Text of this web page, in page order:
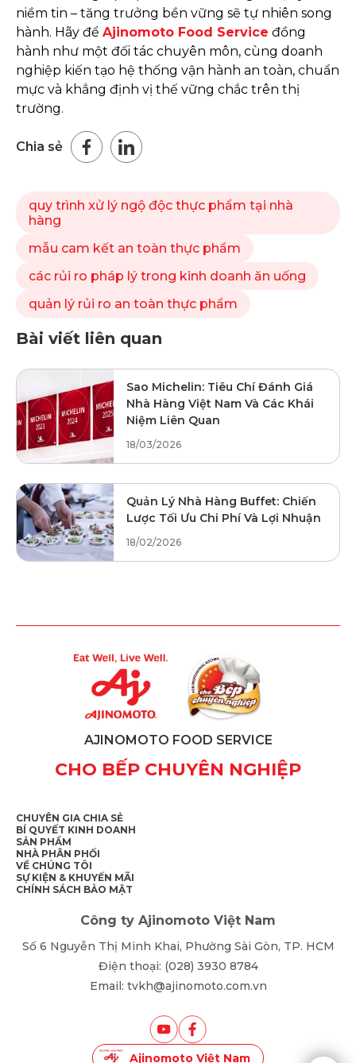
niềm tin – tăng trưởng bền vững sẽ tự nhiên song
hành. Hãy để Ajinomoto Food Service đồng
hành như một đối tác chuyên môn, cùng doanh
nghiệp kiến tạo hệ thống vận hành an toàn, chuẩn
mực và khẳng định vị thế vững chắc trên thị
trường.
Chia sẻ
quy trình xử lý ngộ độc thực phẩm tại nhà
hàng
mẫu cam kết an toàn thực phẩm
các rủi ro pháp lý trong kinh doanh ăn uống
quản lý rủi ro an toàn thực phẩm
Bài viết liên quan
Sao Michelin: Tiêu Chí Đánh Giá
Nhà Hàng Việt Nam Và Các Khái
Niệm Liên Quan
18/03/2026
Quản Lý Nhà Hàng Buffet: Chiến
Lược Tối Ưu Chi Phí Và Lợi Nhuận
18/02/2026
AJINOMOTO FOOD SERVICE
CHO BẾP CHUYÊN NGHIỆP
CHUYÊN GIA CHIA SẺ
BÍ QUYẾT KINH DOANH
SẢN PHẨM
NHÀ PHÂN PHỐI
VỀ CHÚNG TÔI
SỰ KIỆN & KHUYẾN MÃI
CHÍNH SÁCH BẢO MẬT
Công ty Ajinomoto Việt Nam
Số 6 Nguyễn Thị Minh Khai, Phường Sài Gòn, TP. HCM
Điện thoại: (028) 3930 8784
Email: tvkh@ajinomoto.com.vn
Ajinomoto Việt Nam